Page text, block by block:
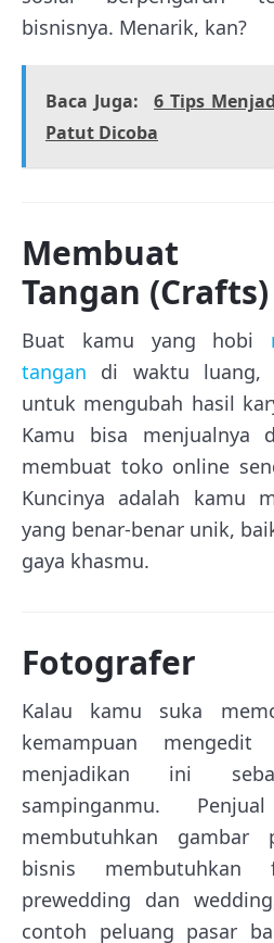
bisnisnya. Menarik, kan?
Baca Juga:
6 Tips
Patut Dicoba
Membuat
Tangan (Crafts)
Buat kamu yang hobi
tangan di waktu luang,
untuk mengubah hasil
Kamu bisa menjualnya
membuat toko online
Kuncinya adalah kamu
yang benar-benar unik,
gaya khasmu.
Fotografer
Kalau kamu suka
kemampuan
menjadikan ini
sampinganmu.
membutuhkan gambar
bisnis
prewedding dan
contoh peluang pasar